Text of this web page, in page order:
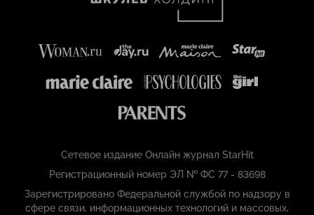
Сетевое издание Онлайн журнал StarHit
Регистрационный номер ЭЛ № ФС 77 - 83698
Зарегистрировано Федеральной службой по надзору в
сфере связи, информационных технологий и массовых,